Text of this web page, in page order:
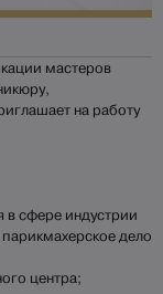
мастеров
на работу
в сфере индустрии
дело
центра;